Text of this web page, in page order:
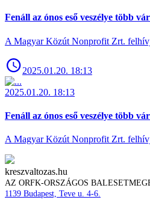
Fenáll az ónos eső veszélye több
A Magyar Közút Nonprofit Zrt.
2025.01.20. 18:13
2025.01.20. 18:13
Fenáll az ónos eső veszélye több
A Magyar Közút Nonprofit Zrt.
kreszvaltozas.hu
AZ ORFK-ORSZÁGOS
1139 Budapest, Teve u. 4-6.